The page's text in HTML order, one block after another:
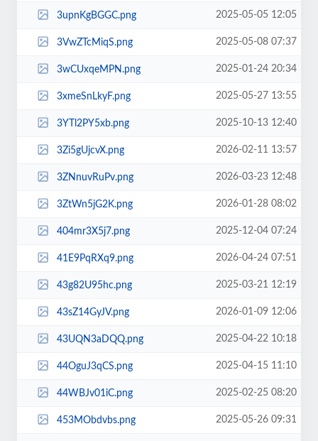
3upnKgBGGC.png 2025-05-05 12:05
3VwZTcMiqS.png 2025-05-08 07:37
3wCUxqeMPN.png 2025-01-24 20:34
3xmeSnLkyF.png 2025-05-27 13:55
3YTl2PY5xb.png 2025-10-13 12:40
3Zi5gUjcvX.png 2026-02-11 13:57
3ZNnuvRuPv.png 2026-03-23 12:48
3ZtWn5jG2K.png 2026-01-28 08:02
404mr3X5j7.png 2025-12-04 07:24
41E9PqRXq9.png 2026-04-24 07:51
43g82U95hc.png 2025-03-21 12:19
43sZ14GyJV.png 2026-01-09 12:06
43UQN3aDQQ.png 2025-04-22 10:18
44OguJ3qCS.png 2025-04-15 11:10
44WBJv01iC.png 2025-02-25 08:20
453MObdvbs.png 2025-05-26 09:31